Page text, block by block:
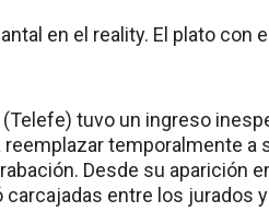
en el reality. El plato con
tuvo un ingreso
temporalmente a
Desde su aparición
entre los jurados